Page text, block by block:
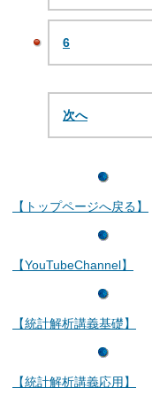
6
次へ
【トップページへ戻る】
【YouTubeChannel】
【統計解析講義基礎】
【統計解析講義応用】